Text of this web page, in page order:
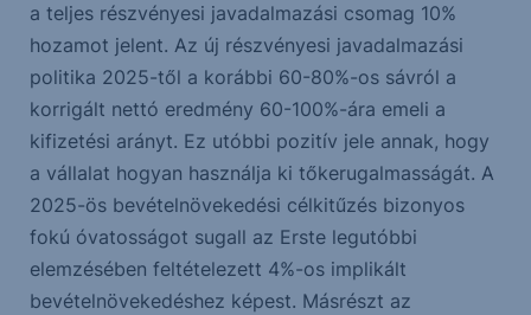
a teljes részvényesi javadalmazási csomag 10%
hozamot jelent. Az új részvényesi javadalmazási
politika 2025-től a korábbi 60-80%-os sávról a
korrigált nettó eredmény 60-100%-ára emeli a
kifizetési arányt. Ez utóbbi pozitív jele annak, hogy
a vállalat hogyan használja ki tőkerugalmasságát. A
2025-ös bevételnövekedési célkitűzés bizonyos
fokú óvatosságot sugall az Erste legutóbbi
elemzésében feltételezett 4%-os implikált
bevételnövekedéshez képest. Másrészt az